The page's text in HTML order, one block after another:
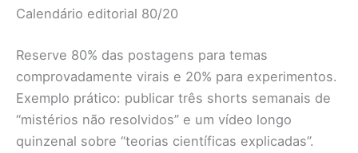
Calendário editorial 80/20
Reserve 80% das postagens para temas
comprovadamente virais e 20% para experimentos.
Exemplo prático: publicar três shorts semanais de
“mistérios não resolvidos” e um vídeo longo
quinzenal sobre “teorias científicas explicadas”.